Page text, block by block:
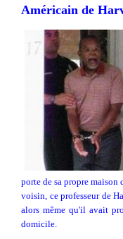
Américain de
porte de sa propre
voisin, ce professeur de
alors même qu'il avait
domicile.